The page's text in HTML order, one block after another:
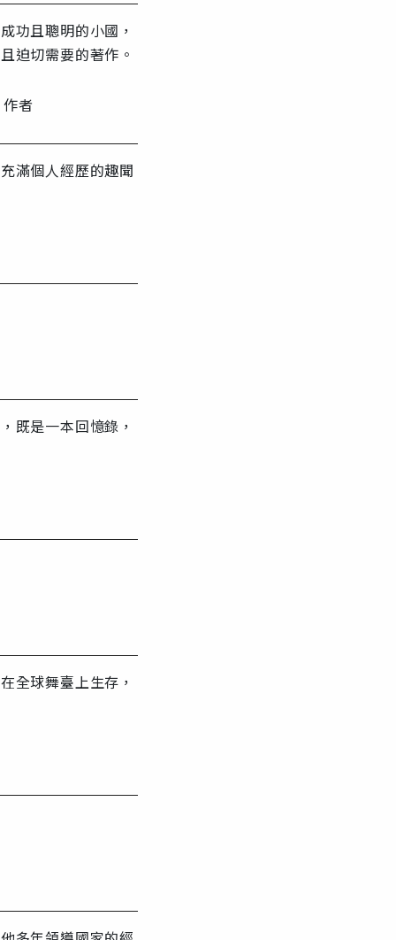
功且聰明的小國，
迫切需要的著作。
者
滿個人經歷的趣聞
既是一本回憶錄，
全球舞臺上生存，